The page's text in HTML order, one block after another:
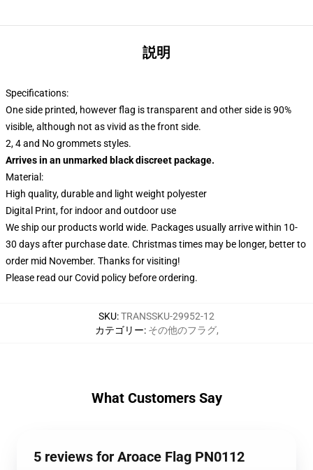
説明
Specifications:
One side printed, however flag is transparent and other side is 90%
visible, although not as vivid as the front side.
2, 4 and No grommets styles.
Arrives in an unmarked black discreet package.
Material:
High quality, durable and light weight polyester
Digital Print, for indoor and outdoor use
We ship our products world wide. Packages usually arrive within 10-
30 days after purchase date. Christmas times may be longer, better to
order mid November. Thanks for visiting!
Please read our Covid policy before ordering.
SKU:TRANSSKU-29952-12
カテゴリー: その他のフラグ,
What Customers Say
5 reviews for Aroace Flag PN0112